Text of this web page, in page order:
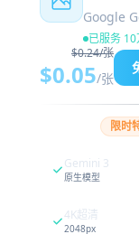
Google
已服务
$0.24/张
$0.05/张
限时
Gemini 3
原生模型
4K超清
2048px